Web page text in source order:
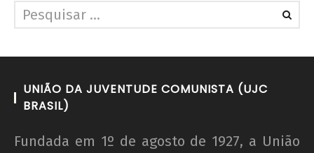
UNIÃO DA JUVENTUDE COMUNISTA (UJC
BRASIL)
Fundada em 1º de agosto de 1927, a União